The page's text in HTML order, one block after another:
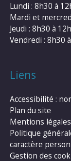
Lundi : 8h30 à
Mardi et
Jeudi : 8h30 à
Vendredi : 8h30
Liens
Accessibilité :
Plan du site
Mentions légales
Politique
caractère
Gestion des